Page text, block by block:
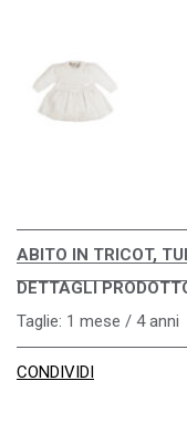
ABITO IN TRICOT,
DETTAGLI
Taglie: 1 mese / 4 anni
CONDIVIDI